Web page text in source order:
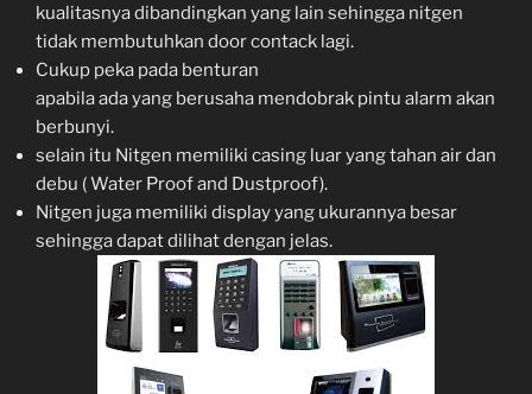
kualitasnya dibandingkan yang lain sehingga nitgen
tidak membutuhkan door contack lagi.
Cukup peka pada benturan
apabila ada yang berusaha mendobrak pintu alarm akan
berbunyi.
selain itu Nitgen memiliki casing luar yang tahan air dan
debu ( Water Proof and Dustproof).
Nitgen juga memiliki display yang ukurannya besar
sehingga dapat dilihat dengan jelas.